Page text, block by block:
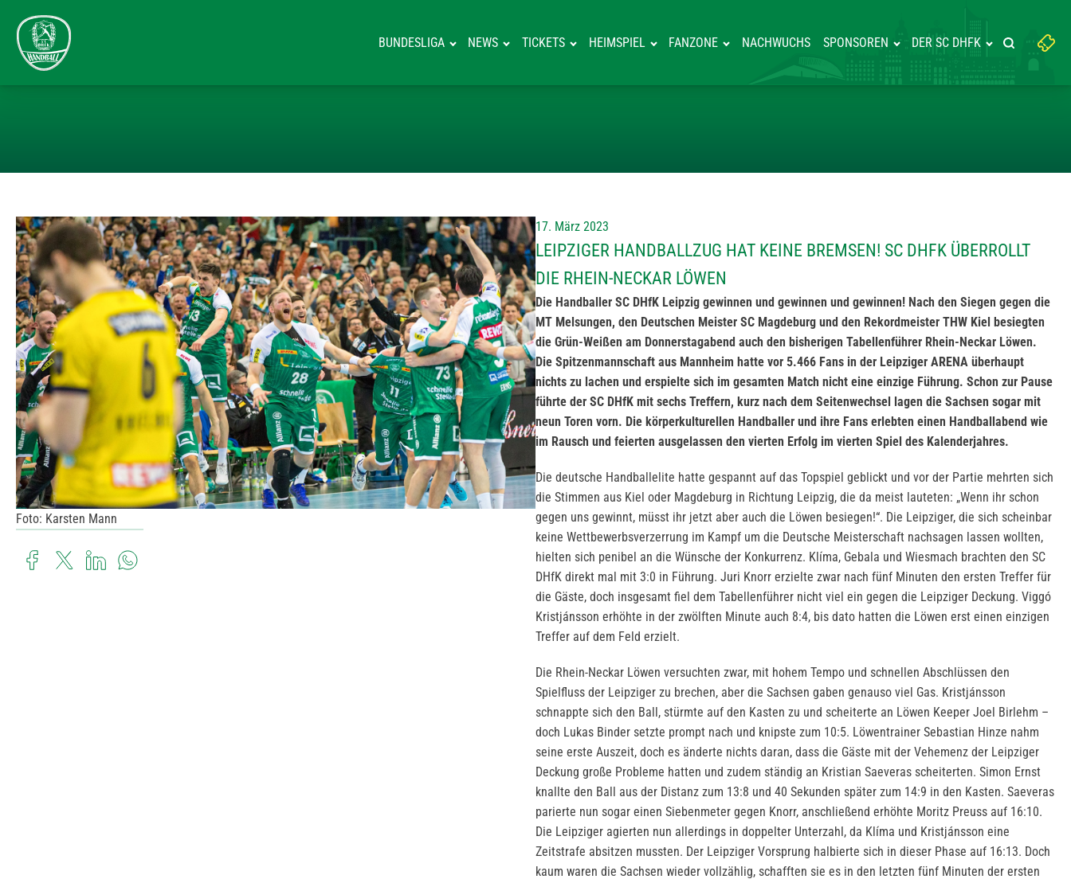
BUNDESLIGA NEWS TICKETS HEIMSPIEL FANZONE NACHWUCHS SPONSOREN DER SC DHFK
Suchbegriff
eingeben:
Suche
Foto: Karsten Mann
17. März 2023
LEIPZIGER HANDBALLZUG HAT KEINE BREMSEN! SC DHFK ÜBERROLLT
DIE RHEIN-NECKAR LÖWEN
Die Handballer SC DHfK Leipzig gewinnen und gewinnen und gewinnen! Nach den Siegen gegen die
MT Melsungen, den Deutschen Meister SC Magdeburg und den Rekordmeister THW Kiel besiegten
die Grün-Weißen am Donnerstagabend auch den bisherigen Tabellenführer Rhein-Neckar Löwen.
Die Spitzenmannschaft aus Mannheim hatte vor 5.466 Fans in der Leipziger ARENA überhaupt
nichts zu lachen und erspielte sich im gesamten Match nicht eine einzige Führung. Schon zur Pause
führte der SC DHfK mit sechs Treffern, kurz nach dem Seitenwechsel lagen die Sachsen sogar mit
neun Toren vorn. Die körperkulturellen Handballer und ihre Fans erlebten einen Handballabend wie
im Rausch und feierten ausgelassen den vierten Erfolg im vierten Spiel des Kalenderjahres.
Die deutsche Handballelite hatte gespannt auf das Topspiel geblickt und vor der Partie mehrten sich
die Stimmen aus Kiel oder Magdeburg in Richtung Leipzig, die da meist lauteten: „Wenn ihr schon
gegen uns gewinnt, müsst ihr jetzt aber auch die Löwen besiegen!“. Die Leipziger, die sich scheinbar
keine Wettbewerbsverzerrung im Kampf um die Deutsche Meisterschaft nachsagen lassen wollten,
hielten sich penibel an die Wünsche der Konkurrenz. Klíma, Gebala und Wiesmach brachten den SC
DHfK direkt mal mit 3:0 in Führung. Juri Knorr erzielte zwar nach fünf Minuten den ersten Treffer für
die Gäste, doch insgesamt fiel dem Tabellenführer nicht viel ein gegen die Leipziger Deckung. Viggó
Kristjánsson erhöhte in der zwölften Minute auch 8:4, bis dato hatten die Löwen erst einen einzigen
Treffer auf dem Feld erzielt.
Die Rhein-Neckar Löwen versuchten zwar, mit hohem Tempo und schnellen Abschlüssen den
Spielfluss der Leipziger zu brechen, aber die Sachsen gaben genauso viel Gas. Kristjánsson
schnappte sich den Ball, stürmte auf den Kasten zu und scheiterte an Löwen Keeper Joel Birlehm –
doch Lukas Binder setzte prompt nach und knipste zum 10:5. Löwentrainer Sebastian Hinze nahm
seine erste Auszeit, doch es änderte nichts daran, dass die Gäste mit der Vehemenz der Leipziger
Deckung große Probleme hatten und zudem ständig an Kristian Saeveras scheiterten. Simon Ernst
knallte den Ball aus der Distanz zum 13:8 und 40 Sekunden später zum 14:9 in den Kasten. Saeveras
parierte nun sogar einen Siebenmeter gegen Knorr, anschließend erhöhte Moritz Preuss auf 16:10.
Die Leipziger agierten nun allerdings in doppelter Unterzahl, da Klíma und Kristjánsson eine
Zeitstrafe absitzen mussten. Der Leipziger Vorsprung halbierte sich in dieser Phase auf 16:13. Doch
kaum waren die Sachsen wieder vollzählig, schafften sie es in den letzten fünf Minuten der ersten